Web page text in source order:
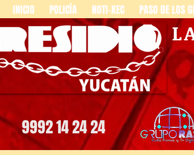
INICIO POLICÍA NOTI-XEC PASO DE LOS
9992 14 24 24